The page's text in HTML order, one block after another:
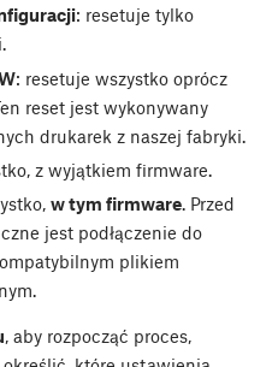
: resetuje tylko
: resetuje wszystko oprócz
reset jest wykonywany
drukarek z naszej fabryki.
z wyjątkiem firmware.
w tym firmware. Przed
jest podłączenie do
plikiem
, aby rozpocząć proces,